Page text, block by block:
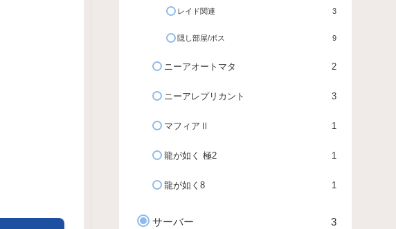
レイド関連 3
隠し部屋/ボス 9
ニーアオートマタ 2
ニーアレプリカント 3
マフィアⅡ 1
龍が如く 極2 1
龍が如く8 1
サーバー 3